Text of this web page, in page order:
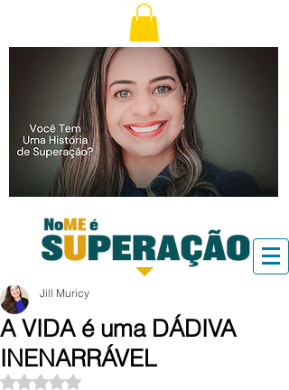
A VIDA é uma DÁDIVA
INENARRÁVEL
Jill Muricy
Avaliado com NaN de 5 estrelas.